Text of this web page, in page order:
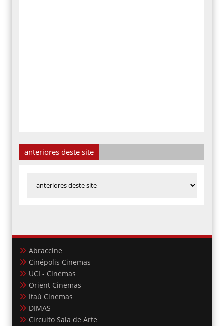
anteriores deste site
Abraccine
Cinépolis Cinemas
UCI - Cinemas
Orient Cinemas
Itaú Cinemas
DIMAS
Circuito Sala de Arte